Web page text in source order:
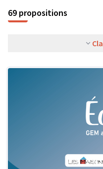
69 propositions